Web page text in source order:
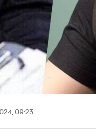
09:23